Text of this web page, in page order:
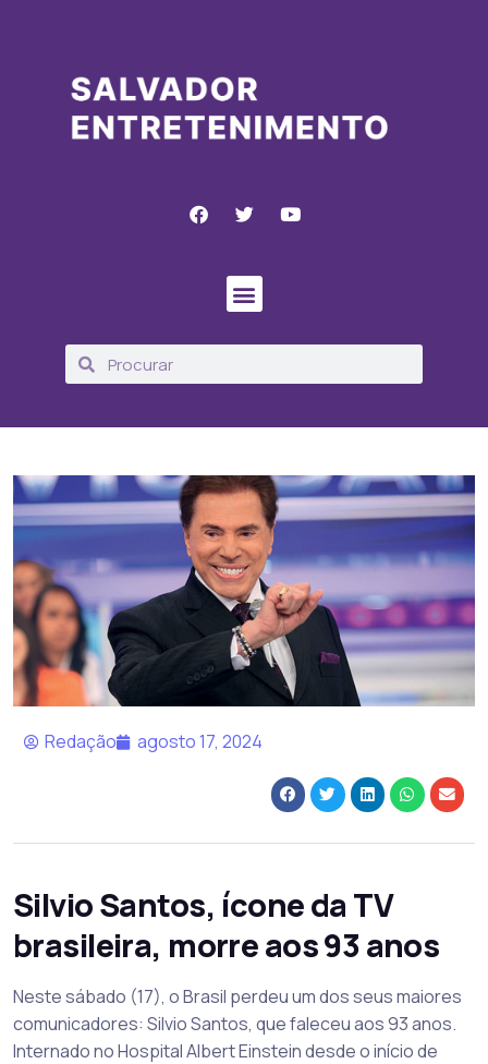
Redação agosto 17, 2024
Silvio Santos, ícone da TV
brasileira, morre aos 93 anos
Neste sábado (17), o Brasil perdeu um dos seus maiores
comunicadores: Silvio Santos, que faleceu aos 93 anos.
Internado no Hospital Albert Einstein desde o início de